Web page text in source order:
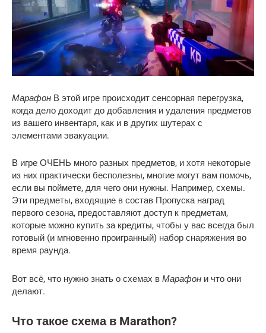
Марафон В этой игре происходит сенсорная перегрузка,
когда дело доходит до добавления и удаления предметов
из вашего инвентаря, как и в других шутерах с
элементами эвакуации.
В игре ОЧЕНЬ много разных предметов, и хотя некоторые
из них практически бесполезны, многие могут вам помочь,
если вы поймете, для чего они нужны. Например, схемы.
Эти предметы, входящие в состав Пропуска наград
первого сезона, предоставляют доступ к предметам,
которые можно купить за кредиты, чтобы у вас всегда был
готовый (и мгновенно проигранный) набор снаряжения во
время раунда.
Вот всё, что нужно знать о схемах в Марафон и что они
делают.
Что такое схема в Marathon?